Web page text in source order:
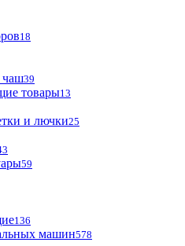
18
чаш39
товары13
и лючки25
59
136
машин578